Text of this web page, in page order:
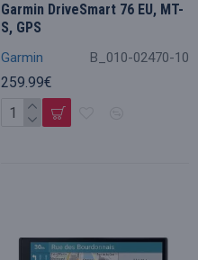
Garmin B_010-02470-10
Garmin DriveSmart 76 EU, MT-
S, GPS
259.99€